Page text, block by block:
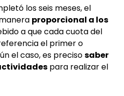
los seis meses, el
proporcional a los
a que cada cuota del
el primer o
el caso, es precisosaber
para realizar el